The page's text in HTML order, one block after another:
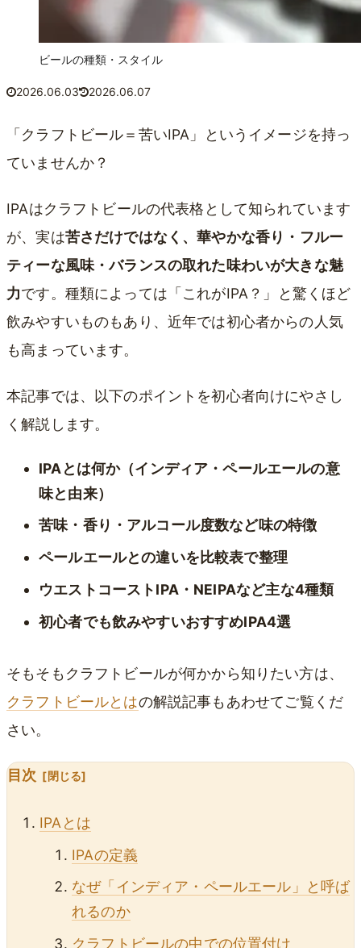
ビールの種類・スタイル
2026.06.03 2026.06.07
「クラフトビール＝苦いIPA」というイメージを持っ
ていませんか？
IPAはクラフトビールの代表格として知られています
が、実は苦さだけではなく、華やかな香り・フルー
ティーな風味・バランスの取れた味わいが大きな魅
力です。種類によっては「これがIPA？」と驚くほど
飲みやすいものもあり、近年では初心者からの人気
も高まっています。
本記事では、以下のポイントを初心者向けにやさし
く解説します。
IPAとは何か（インディア・ペールエールの意
味と由来）
苦味・香り・アルコール度数など味の特徴
ペールエールとの違いを比較表で整理
ウエストコーストIPA・NEIPAなど主な4種類
初心者でも飲みやすいおすすめIPA4選
そもそもクラフトビールが何かから知りたい方は、
クラフトビールとはの解説記事もあわせてご覧くだ
さい。
目次
IPAとは
IPAの定義
なぜ「インディア・ペールエール」と呼ば
れるのか
クラフトビールの中での位置付け